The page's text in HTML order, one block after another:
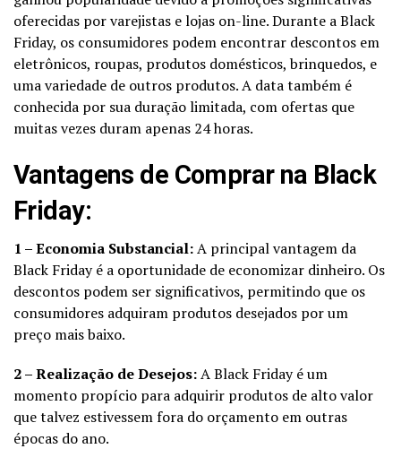
oferecidas por varejistas e lojas on-line. Durante a Black
Friday, os consumidores podem encontrar descontos em
eletrônicos, roupas, produtos domésticos, brinquedos, e
uma variedade de outros produtos. A data também é
conhecida por sua duração limitada, com ofertas que
muitas vezes duram apenas 24 horas.
Vantagens de Comprar na Black
Friday:
1 – Economia Substancial:A principal vantagem da
Black Friday é a oportunidade de economizar dinheiro. Os
descontos podem ser significativos, permitindo que os
consumidores adquiram produtos desejados por um
preço mais baixo.
2 – Realização de Desejos:A Black Friday é um
momento propício para adquirir produtos de alto valor
que talvez estivessem fora do orçamento em outras
épocas do ano.